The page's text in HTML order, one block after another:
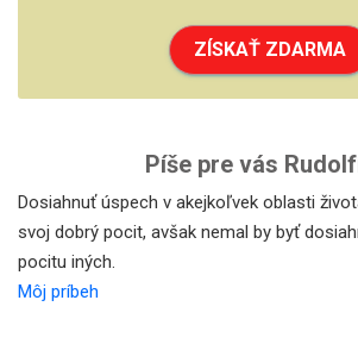
ZÍSKAŤ ZDARMA
Píše pre vás
Dosiahnuť úspech v akejkoľvek oblasti
svoj dobrý pocit, avšak nemal by byť
pocitu iných.
Môj príbeh